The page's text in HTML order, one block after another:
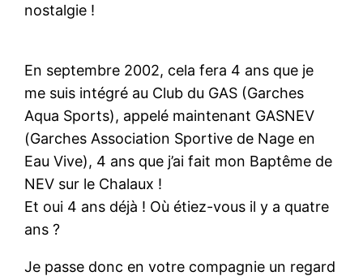
nostalgie !
En septembre 2002, cela fera 4 ans que je
me suis intégré au Club du GAS (Garches
Aqua Sports), appelé maintenant GASNEV
(Garches Association Sportive de Nage en
Eau Vive), 4 ans que j’ai fait mon Baptême de
NEV sur le Chalaux !
Et oui 4 ans déjà ! Où étiez-vous il y a quatre
ans ?
Je passe donc en votre compagnie un regard